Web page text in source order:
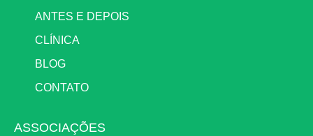
ANTES E DEPOIS
CLÍNICA
BLOG
CONTATO
ASSOCIAÇÕES